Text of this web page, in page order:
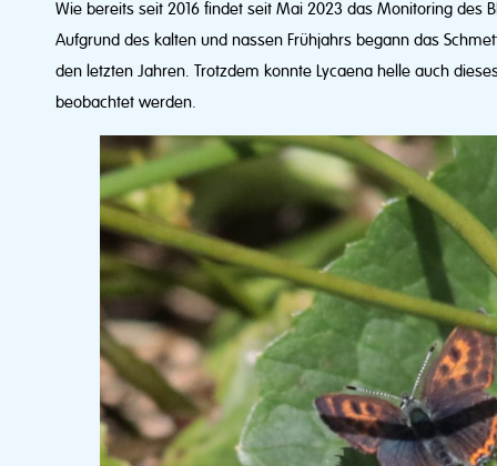
Wie bereits seit 2016 findet seit Mai 2023 das Monitoring des
Aufgrund des kalten und nassen Frühjahrs begann das
den letzten Jahren. Trotzdem konnte Lycaena helle auch
beobachtet werden.